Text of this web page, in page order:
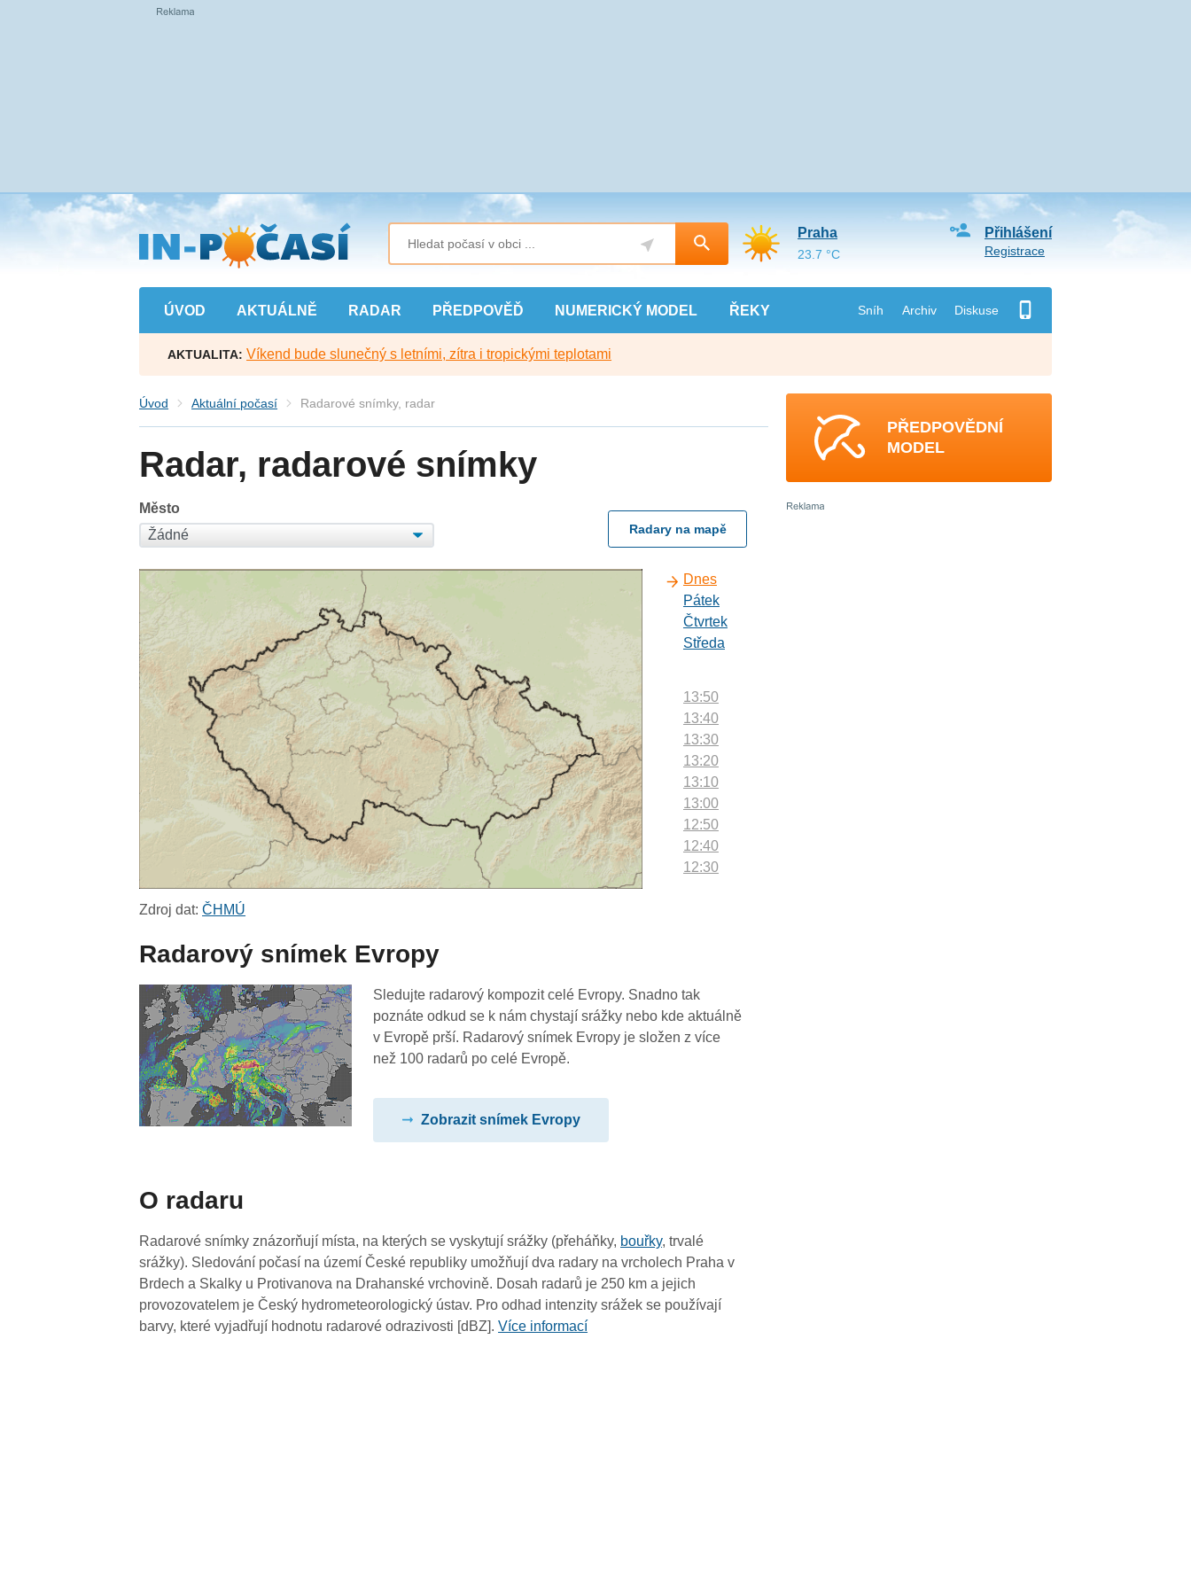
Přejít
na
hlavní
obsah
ÚVOD AKTUÁLNĚ RADAR PŘEDPOVĚĎ NUMERICKÝ MODEL ŘEKY Sníh Archiv Diskuse
Přihlášení
Registrace
Praha
23.7 °C
AKTUALITA: Víkend bude slunečný s letními, zítra i tropickými teplotami
Úvod Aktuální počasí Radarové snímky, radar
Radar, radarové snímky
Město
Radary na mapě
Dnes
Pátek
Čtvrtek
Středa
13:50
13:40
13:30
13:20
13:10
13:00
12:50
12:40
12:30
11:30
11:20
11:10
09:30
09:20
09:10
09:00
Zdroj dat:ČHMÚ
Radarový snímek Evropy
Sledujte radarový kompozit celé Evropy. Snadno tak
poznáte odkud se k nám chystají srážky nebo kde aktuálně
v Evropě prší. Radarový snímek Evropy je složen z více
než 100 radarů po celé Evropě.
Zobrazit snímek Evropy
O radaru
Radarové snímky znázorňují místa, na kterých se vyskytují srážky (přeháňky, bouřky, trvalé
srážky). Sledování počasí na území České republiky umožňují dva radary na vrcholech Praha v
Brdech a Skalky u Protivanova na Drahanské vrchovině. Dosah radarů je 250 km a jejich
provozovatelem je Český hydrometeorologický ústav. Pro odhad intenzity srážek se používají
barvy, které vyjadřují hodnotu radarové odrazivosti [dBZ].Více informací
PŘEDPOVĚDNÍ
MODEL